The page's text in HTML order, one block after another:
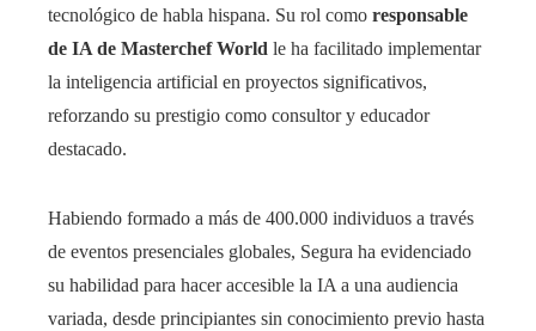
tecnológico de habla hispana. Su rol como responsable
de IA de Masterchef World le ha facilitado implementar
la inteligencia artificial en proyectos significativos,
reforzando su prestigio como consultor y educador
destacado.
Habiendo formado a más de 400.000 individuos a través
de eventos presenciales globales, Segura ha evidenciado
su habilidad para hacer accesible la IA a una audiencia
variada, desde principiantes sin conocimiento previo hasta